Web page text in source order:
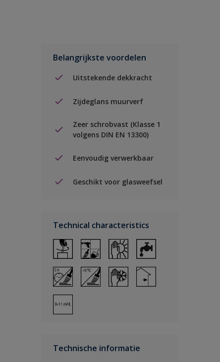
Belangrijkste voordelen
Uitstekende dekkracht
Zijdeglans muurverf
Zeer schrobvast (Klasse 1
volgens DIN EN 13300)
Eenvoudig verwerkbaar
Geschikt voor glasweefsel
Technical characteristics
Technische informatie